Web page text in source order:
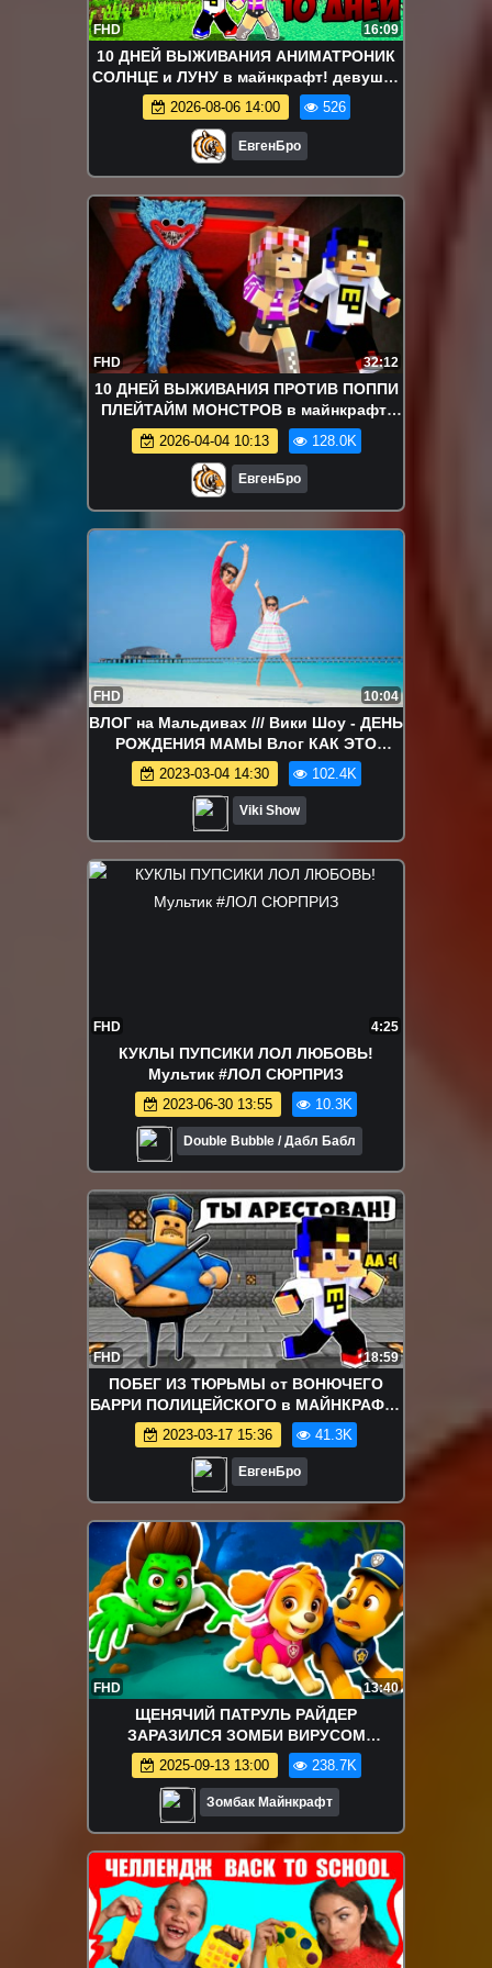
FHD 16:09
10 ДНЕЙ ВЫЖИВАНИЯ АНИМАТРОНИК
СОЛНЦЕ и ЛУНУ в майнкрафт! девушка
новичок видео minecraft
2026-08-06 14:00 526
ЕвгенБро
FHD 32:12
10 ДНЕЙ ВЫЖИВАНИЯ ПРОТИВ ПОППИ
ПЛЕЙТАЙМ МОНСТРОВ в майнкрафт!
девушка новичок видео minecraft
2026-04-04 10:13 128.0K
ЕвгенБро
FHD 10:04
ВЛОГ на Мальдивах /// Вики Шоу - ДЕНЬ
РОЖДЕНИЯ МАМЫ Влог КАК ЭТО
БЫЛО СПА с Викой Ужин На Пляже ///
Вики Шоу
2023-03-04 14:30 102.4K
Viki Show
FHD 4:25
КУКЛЫ ПУПСИКИ ЛОЛ ЛЮБОВЬ!
Мультик #ЛОЛ СЮРПРИЗ
2023-06-30 13:55 10.3K
Double Bubble / Дабл Бабл
FHD 18:59
ПОБЕГ ИЗ ТЮРЬМЫ от ВОНЮЧЕГО
БАРРИ ПОЛИЦЕЙСКОГО в МАЙНКРАФТ !
ДЕВУШКА ВИДЕО ТРОЛЛИНГ
MINECRAFT
2023-03-17 15:36 41.3K
ЕвгенБро
FHD 13:40
ЩЕНЯЧИЙ ПАТРУЛЬ РАЙДЕР
ЗАРАЗИЛСЯ ЗОМБИ ВИРУСОМ
АПОКАЛИПСИС В МАЙНКРАФТ
МУЛЬТИК
2025-09-13 13:00 238.7K
Зомбак Майнкрафт